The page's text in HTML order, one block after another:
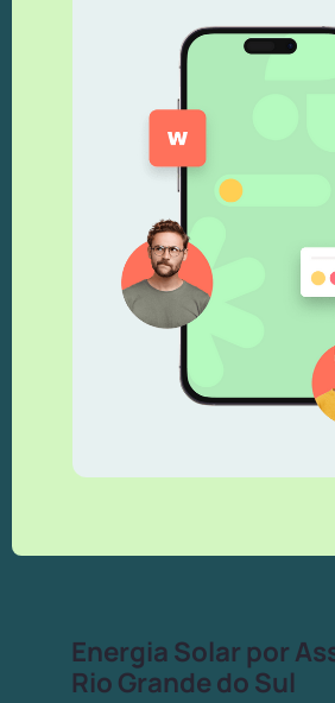
Energia Solar por
Rio Grande do Sul